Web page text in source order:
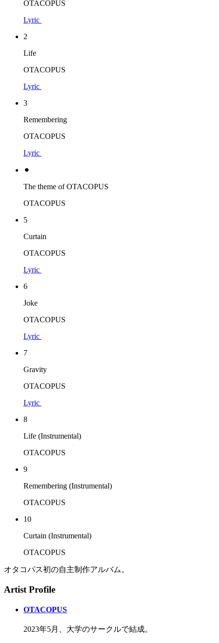
OTACOPUS
Lyric
2
Life
OTACOPUS
Lyric
3
Remembering
OTACOPUS
Lyric
⚫︎
The theme of OTACOPUS
OTACOPUS
5
Curtain
OTACOPUS
Lyric
6
Joke
OTACOPUS
Lyric
7
Gravity
OTACOPUS
Lyric
8
Life (Instrumental)
OTACOPUS
9
Remembering (Instrumental)
OTACOPUS
10
Curtain (Instrumental)
OTACOPUS
オタコパス初の自主制作アルバム。
Artist Profile
OTACOPUS
2023年5月、大学のサークルで結成。